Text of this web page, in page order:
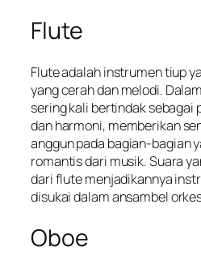
Flute
Flute adalah instrumen tiup
yang cerah dan melodi.
sering kali bertindak sebagai
dan harmoni, memberikan
anggun pada bagian-bagian
romantis dari musik. Suara
dari flute menjadikannya
disukai dalam ansambel
Oboe